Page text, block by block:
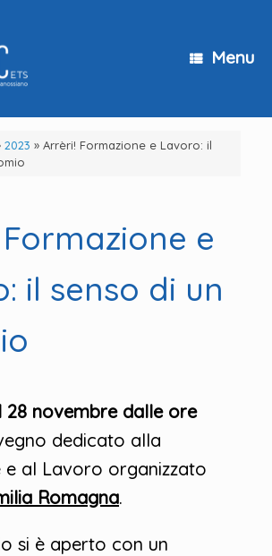
Menu
2023 » Arrèri! Formazione e Lavoro: il
e
il senso di un
28 novembre dalle ore
dedicato alla
e al Lavoro organizzato
Romagna.
si è aperto con un